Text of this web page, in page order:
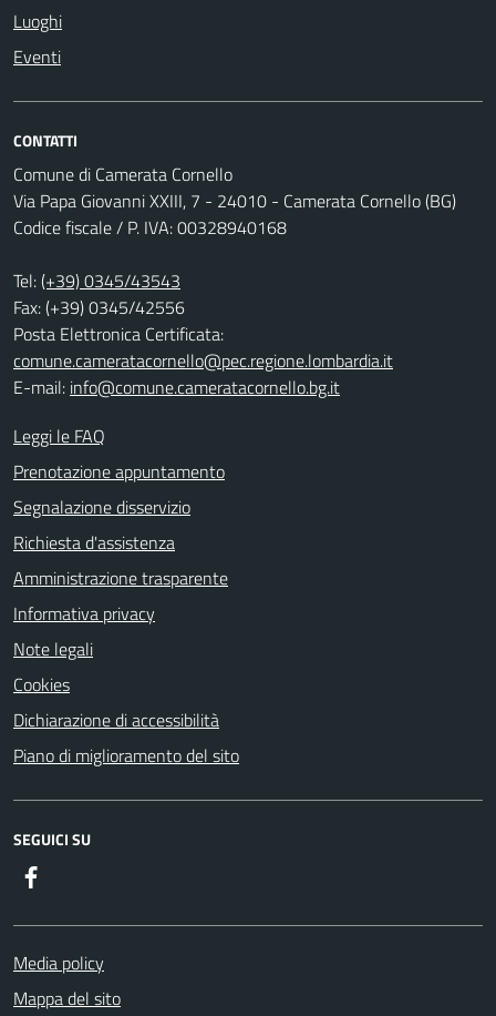
Luoghi
Eventi
CONTATTI
Comune di Camerata Cornello
Via Papa Giovanni XXIII, 7 - 24010 - Camerata Cornello (BG)
Codice fiscale / P. IVA: 00328940168
Tel:(+39) 0345/43543
Fax: (+39) 0345/42556
Posta Elettronica Certificata:
comune.cameratacornello@pec.regione.lombardia.it
E-mail: info@comune.cameratacornello.bg.it
Leggi le FAQ
Prenotazione appuntamento
Segnalazione disservizio
Richiesta d'assistenza
Amministrazione trasparente
Informativa privacy
Note legali
Cookies
Dichiarazione di accessibilità
Piano di miglioramento del sito
SEGUICI SU
Media policy
Mappa del sito